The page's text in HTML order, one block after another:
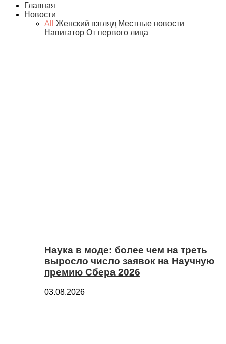
Главная
Новости
All
Женский взгляд Местные новости
Навигатор От первого лица
Наука в моде: более чем на треть
выросло число заявок на Научную
премию Сбера 2026
03.08.2026